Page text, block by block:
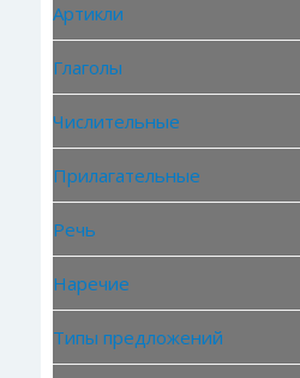
Артикли
Глаголы
Числительные
Прилагательные
Речь
Наречие
Типы предложений